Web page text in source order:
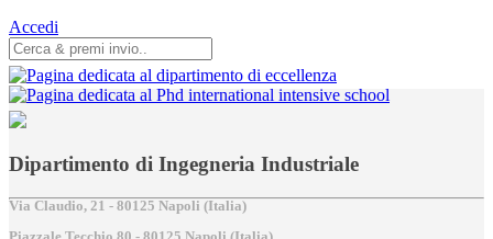
Accedi
Dipartimento di Ingegneria Industriale
Via Claudio, 21 - 80125 Napoli (Italia)